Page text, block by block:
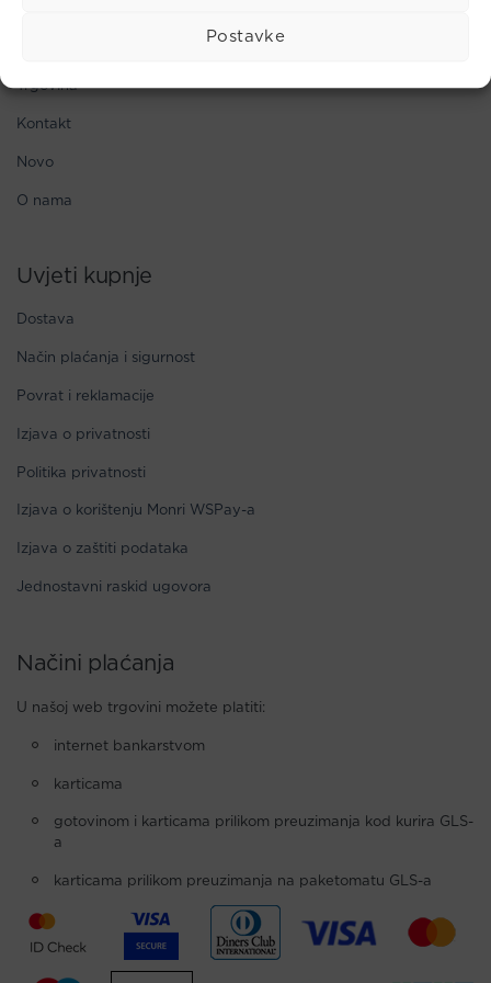
Postavke
Trgovina
Kontakt
Novo
O nama
Uvjeti kupnje
Dostava
Način plaćanja i sigurnost
Povrat i reklamacije
Izjava o privatnosti
Politika privatnosti
Izjava o korištenju Monri WSPay-a
Izjava o zaštiti podataka
Jednostavni raskid ugovora
Načini plaćanja
U našoj web trgovini možete platiti:
internet bankarstvom
karticama
gotovinom i karticama prilikom preuzimanja kod kurira GLS-
a
karticama prilikom preuzimanja na paketomatu GLS-a